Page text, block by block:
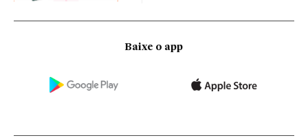
Baixe o app